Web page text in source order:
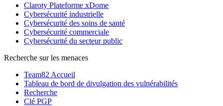
Claroty Plateforme xDome
Cybersécurité industrielle
Cybersécurité des soins de santé
Cybersécurité commerciale
Cybersécurité du secteur public
Recherche sur les menaces
Team82 Accueil
Tableau de bord de divulgation des vulnérabilités
Recherche
Clé PGP